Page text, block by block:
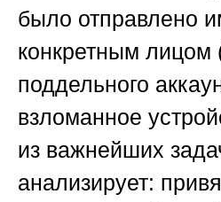
было отправлено
конкретным лицом
поддельного
взломанное
из важнейших
анализирует: